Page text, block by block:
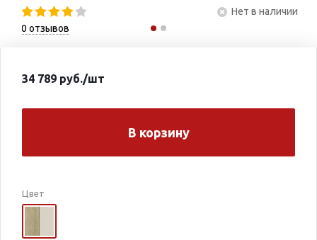
0 отзывов
Нет в наличии
34 789 руб./шт
Цвет
В корзину